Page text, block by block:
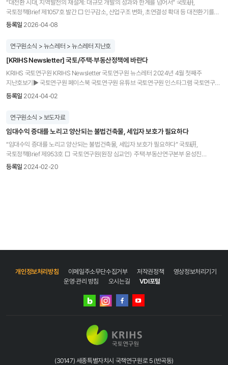
“대전환 시대, 지역발전의 재설계: 대규모 개발의 성과와 한계를 넘어서” 국토硏,
국토정책Brief 제1057호 발간 □ 인구감소, 산업구조 변화, 초연결성 확대 등 대전환기를
맞아 과거의 물리적 확장 중심 대규모 개발 방식은 성장의 한계점에 도달함 □ 국토연구원
대규모 개발사업이 지역발전에 미치는 영향을 계량모형으로 실증분석 하였다. □
택지개발은 2000년대에 인구·경제효과가 뚜렷했으나 2010년대 이후 전반적으로
약화되었으며, 산업단지는 직접적 고용 창출보다 인적 자본 유입에 의한 매개 효과가 큰
것으로 드러남 □ 공간적 파급효과를 미시적으로 분석한 결과, 개발사업의 인구·고용증가
사라지는 국지적 특성을 보임 □ 홍사흠 연구위원과 연구진은 보고서를 통해 향후 새로운
확장에서 구도심 정비 및 재생, 토지은행 활용 등을 통한 ‘도심순환형 개발체계’로 전환하며,
신규 개발과정에서 ‘수요 적합성 평가’ 등을 도입하여 불필요한 과잉 개발을 관리 ◦
(산단조성) 반도체 클러스터와 같은 대규모 집적형과 소규모·유연형·복합형을 동시에
추진하는 ‘2-track’ 전략을 구축하고 특히, 도시 내 유휴부지, 유휴건축물 등 유휴자산 및
공간을 임대형 산단 등 ‘신속 산업용도 전환’ 수단으로 도입 ◦ (광역교통) 연계형 예비타당성
제도 도입 등 교통-개발의 ‘패키지 예비타당성·원스톱 동시심사·단일책임체계’ 등의 수단을
등록일 2026-04-08
연구원소식 > 뉴스레터 > 뉴스레터 지난호
[KRIHS Newsletter] 국토/주택·부동산정책에 바란다
KRIHS 국토연구원 KRIHS Newsletter 국토연구원 뉴스레터 2024년 4월 첫째주
지난호보기▶ 국토연구원 페이스북 국토연구원 유튜브 국토연구원 인스타그램 국토연구원
블로그 ‘치솟던 서울 아파트 가격을 잠재운 개발 정책 1기 신도시‘ 유튜브 채널[국토 TV]
발간하였습니다. "자율주행차, 공유교통서비스, 빅데이터, 첨단고속도로, 고속철도,
도심항공교통(UAM), 원격활동... 첨단교통기술의 발달은 우리 일상생활과 국토에 어떤
영향을 미칠까요?" 이 책은 교통과 국토에 관심 있는 대학생이나 일반인들을 대상으로 하여
쉽게 쓰인 입문 교양서입니다. 첨단교통기술이 우리의 생활 방식에 가져올 변화를 살펴보고,
서술하였습니다. 많은 관심 바랍니다. 자세히보기→ 국토정책 Brief 국토/주택·
김지혜 연구위원 국토정책 Brief 국토/주택·부동산정책에 바란다 - 국민 2천명 대상
설문조사결과 No.960 전문 보기→ 고속철도 개통 20년, 국토균형발전 효과분석과
향후과제 고속철도 개통 후 20년의 기간 동안 고속철도가 국토균형발전에 미친 영향을
분석하고, 향후 국토의 균형적 성장과 지역의 경쟁력 강화를 지원하기 위한 고속철도 역할에
관하여 모색 실증분석 결과, 고속철도 개통으로 인해 현재 국민이 누리는 접근성 개선의
인구 및 사업체 수 증가에 긍정적으로 작용 고속철도 정차도시 사례연구를 통해 고속철도역
위치에 따른 지역 내 영향을 살펴본 결과, 지가및 토지이용 변화와 상권 및 유동인구 변화 등
지역활력 효과가 역의 위치(도심형, 도심외곽형, 도심밖읍·면형)에 따라 다르게 관측 향후
바와 같이 고속철도역 위치별로 차별화된 전략을 마련하는 등 고속철도역을 매개로 한 지역
등록일 2024-04-02
연구원소식 > 보도자료
임대수익 증대를 노리고 양산되는 불법건축물, 세입자 보호가 필요하다
“임대수익 증대를 노리고 양산되는 불법건축물, 세입자 보호가 필요하다” 국토硏,
국토정책Brief 제953호 □ 국토연구원(원장 심교언) 주택·부동산연구본부 윤성진
부연구위원과 연구진은 국토정책Brief 제953호 “불법건축물의 주거용 임대 실태와 세입자
부족 ◦ (주거용 임대를 위한 기준 부재) 우리나라 주택임대차 제도에는 주거용 임대를 위한
프랑스, 아일랜드 등 국외 주요국에서는 거주적합성 유지를 임대인의 의무로 명시하고,
주택임대를 위한 법적·물리적 기준을 제시하여 세입자의 주거권 보호 □ 불법건축물은
임대하게 되어 물리적·법적·경제적으로 취약한 환경에 노출된다. ◦ (위반건축물 주거용
임대의 규모) 다세대·연립주택에 거주하는 임차가구 중 5.7~27.4만 가구가 이미
임차가구의 6.0~28.8%에 달함 ◦ (위반건축물을 통한 수익 추정) 위반건축물을 매개로
발생하는 총 임대수익은 연간 7,063억 원에 달하며, 해당 호수에 위반사항이 있는 경우로
국한하여도 연간 1,468억 원에 달함 ◦ (세입자 취약성) 불법건축물 거주 세입자는 안전·위생
·면적·시설 측면에서 거주에 적합하지 않은 물리적 환경에 노출되고, 보증금 대출이나
등록일 2024-02-20
개인정보처리방침 이메일주소무단수집거부 저작권정책
영상정보처리기기
운영·관리 방침
오시는길 VDI포털
네이버
인스타그램
(30147) 세종특별자치시 국책연구원로 5 (반곡동)